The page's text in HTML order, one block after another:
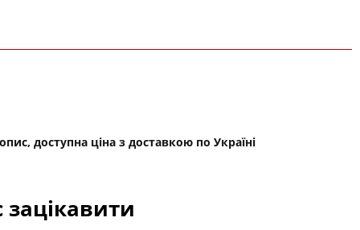
доступна ціна з доставкою по Україні